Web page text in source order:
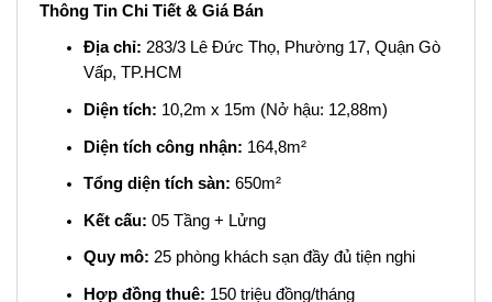
Thông Tin Chi Tiết & Giá Bán
Địa chỉ: 283/3 Lê Đức Thọ, Phường 17, Quận Gò
Vấp, TP.HCM
Diện tích: 10,2m x 15m (Nở hậu: 12,88m)
Diện tích công nhận: 164,8m²
Tổng diện tích sàn: 650m²
Kết cấu: 05 Tầng + Lửng
Quy mô: 25 phòng khách sạn đầy đủ tiện nghi
Hợp đồng thuê: 150 triệu đồng/tháng